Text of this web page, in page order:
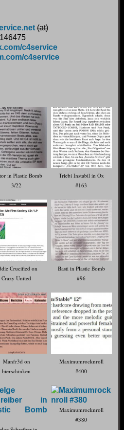
(at)
c4service
c4service
in Plastic Bomb
3/22
Triebi Instabil in Ox
#163
Crucified on
Crazy United
Basti in Plastic Bomb
#96
Manfr3d on
bierschinken
Maximumrocknroll
#400
Maximumrocknroll
#380